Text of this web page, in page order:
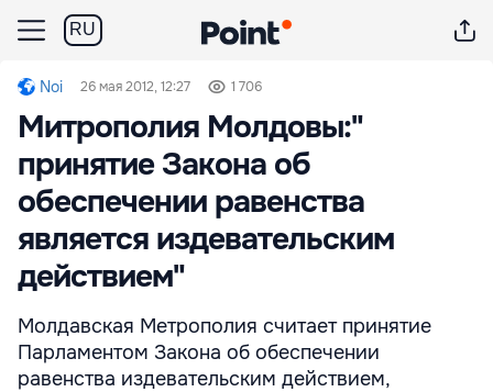
RU
Noi 26 мая 2012, 12:27 1 706
Митрополия Молдовы:"
принятие Закона об
обеспечении равенства
является издевательским
действием"
Молдавская Метрополия считает принятие
Парламентом Закона об обеспечении
равенства издевательским действием,